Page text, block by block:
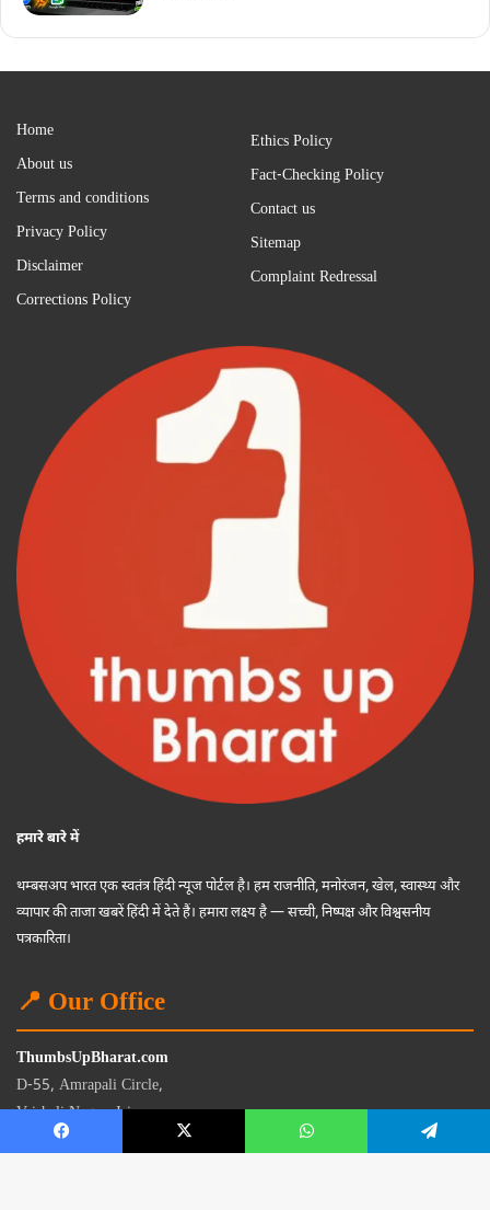
Home
About us
Terms and conditions
Privacy Policy
Disclaimer
Corrections Policy
Ethics Policy
Fact-Checking Policy
Contact us
Sitemap
Complaint Redressal
हमारे बारे में
थम्बसअप भारत एक स्वतंत्र हिंदी न्यूज पोर्टल है। हम राजनीति, मनोरंजन, खेल, स्वास्थ्य और
व्यापार की ताजा खबरें हिंदी में देते हैं। हमारा लक्ष्य है — सच्ची, निष्पक्ष और विश्वसनीय
पत्रकारिता।
📍 Our Office
ThumbsUpBharat.com
D-55, Amrapali Circle,
Vaishali Nagar, Jaipur
Rajasthan - 302021